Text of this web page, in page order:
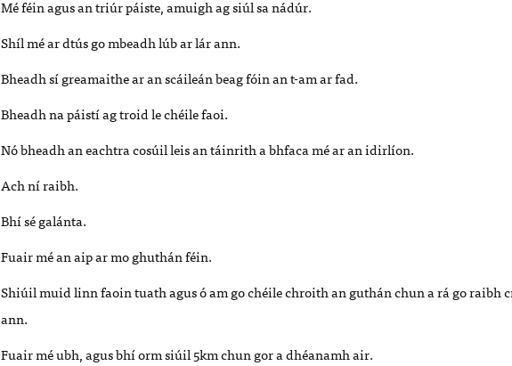
Mé féin agus an triúr páiste, amuigh ag siúl sa nádúr.
Shíl mé ar dtús go mbeadh lúb ar lár ann.
Bheadh sí greamaithe ar an scáileán beag fóin an t-am ar fad.
Bheadh na páistí ag troid le chéile faoi.
Nó bheadh an eachtra cosúil leis an táinrith a bhfaca mé ar an idirlíon.
Ach ní raibh.
Bhí sé galánta.
Fuair mé an aip ar mo ghuthán féin.
Shiúil muid linn faoin tuath agus ó am go chéile chroith an guthán chun a rá go raibh
ann.
Fuair mé ubh, agus bhí orm siúil 5km chun gor a dhéanamh air.